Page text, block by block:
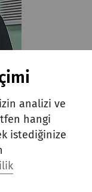
geri
analizi ve
hangi
istediğinize